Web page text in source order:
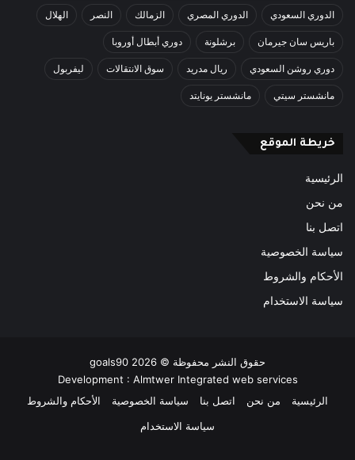
الدوري السعودي الدوري المصري الزمالك النصر الهلال
باريس سان جيرمان برشلونة دوري أبطال أوروبا
دوري روشن السعودي ريال مدريد سوق الانتقالات ليفربول
مانشستر سيتي مانشستر يونايتد
خريطة الموقع
الرئيسية
من نحن
اتصل بنا
سياسة الخصوصية
الأحكام والشروط
سياسة الاستخدام
حقوق النشر محفوظة © goals90 2026
Development : Almtwer Integrated web services
الرئيسية
من نحن اتصل بنا سياسة الخصوصية
الأحكام والشروط
سياسة الاستخدام